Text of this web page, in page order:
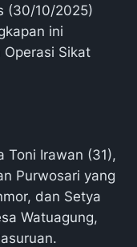
(30/10/2025)
ini
Sikat
Toni Irawan (31),
Purwosari yang
dan Setya
Watuagung,